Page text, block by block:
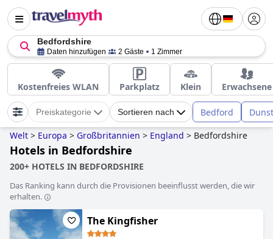
Bedfordshire
Daten hinzufügen 2 Gäste 1 Zimmer
Kostenfreies WLAN Parkplatz Klein Erwachsene
Preiskategorie Sortieren nach Bedford
Welt > Europa > Großbritannien > England > Bedfordshire
Hotels in Bedfordshire
200+ HOTELS IN BEDFORDSHIRE
Das Ranking kann durch die Provisionen beeinflusst werden, die wir
erhalten.
The Kingfisher